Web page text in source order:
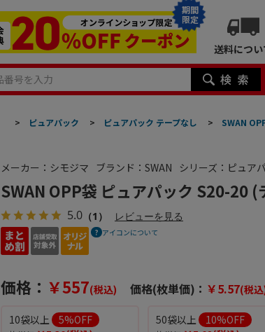
期間
限定
送料につい
> ピュアパック > ピュアパック テープなし > SWAN
メーカー：シモジマ ブランド：SWAN シリーズ：ピュア
SWAN OPP袋 ピュアパック S20-20
5.0 （1） レビューを見る
アイコンについて
価格： ￥557(税込) 価格(枚単価)： ￥5.57(税
10袋以上 5%OFF 50袋以上 10%OFF